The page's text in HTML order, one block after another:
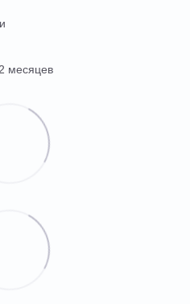
месяцев